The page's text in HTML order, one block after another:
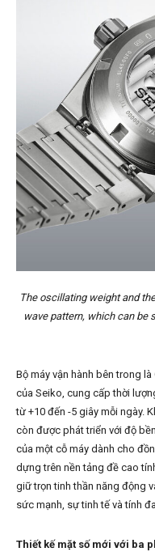
The oscillating weight and
wave pattern, which can be
Bộ máy vận hành bên trong
của Seiko, cung cấp thời
từ +10 đến -5 giây mỗi ngày.
còn được phát triển với độ
của một cỗ máy dành cho
dựng trên nền tảng đề cao
giữ trọn tinh thần năng động
sức mạnh, sự tinh tế và tính
Thiết kế mặt số mới với ba